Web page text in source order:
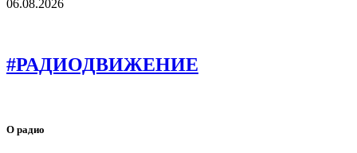
06.08.2026
#РАДИОДВИЖЕНИЕ
О радио